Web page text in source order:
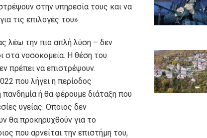
στην υπηρεσία τους και να
τις επιλογές του».
λέω την πιο απλή λύση – δεν
στα νοσοκομεία. Η θέση του
πρέπει να επιστρέψουν.
που λήγει η περίοδος
ή θα φέρουμε διάταξη που
υγείας. Οποιος δεν
θα προκηρυχθούν για το
που αρνείται την επιστήμη του,